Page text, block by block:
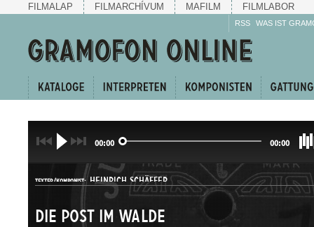
FILMALAP FILMARCHÍVUM MAFILM FILMLABOR
RSS WAS IST
00:00 00:00
TEXTER/KOMPONIST: HEINRICH SCHÄFFER
Die Post im Walde